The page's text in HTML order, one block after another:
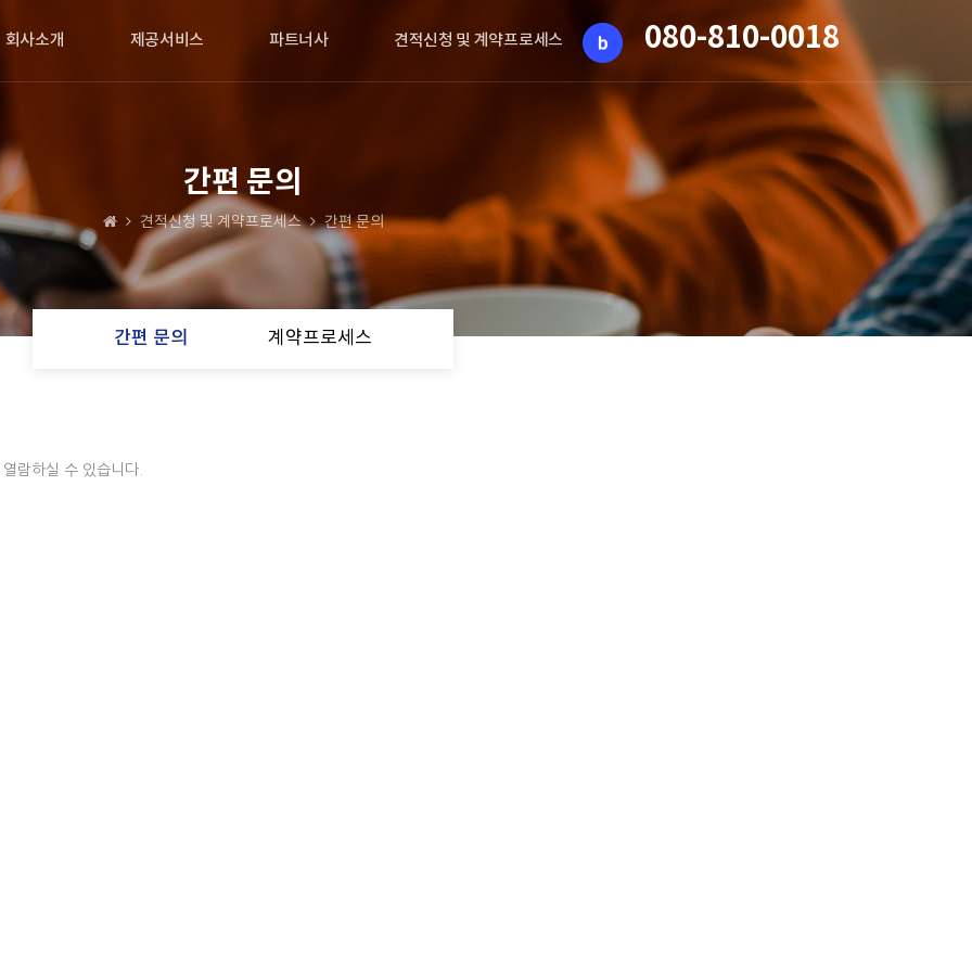
회사소개 제공서비스 파트너사 견적신청 및 계약프로세스 080-810-0018
간편 문의
견적신청 및 계약프로세스 간편 문의
간편 문의 계약프로세스
람하실 수 있습니다.